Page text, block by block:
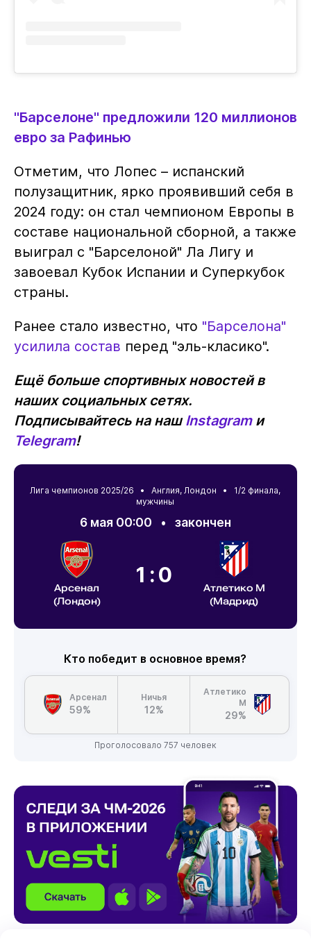
"Барселоне" предложили 120 миллионов
евро за Рафинью
Отметим, что Лопес – испанский
полузащитник, ярко проявивший себя в
2024 году: он стал чемпионом Европы в
составе национальной сборной, а также
выиграл с "Барселоной" Ла Лигу и
завоевал Кубок Испании и Суперкубок
страны.
Ранее стало известно, что "Барселона"
усилила состав перед "эль-класико".
Ещё больше спортивных новостей в
наших социальных сетях.
Подписывайтесь на нашInstagramи
Telegram!
Лига чемпионов 2025/26 •Англия,Лондон • 1/2 финала,
мужчины
6 мая 00:00 • закончен
Арсенал
(Лондон)
1:0
Атлетико М
(Мадрид)
Кто победит в основное время?
Арсенал
59%
Ничья
12%
Атлетико
М
29%
Проголосовало 757 человек